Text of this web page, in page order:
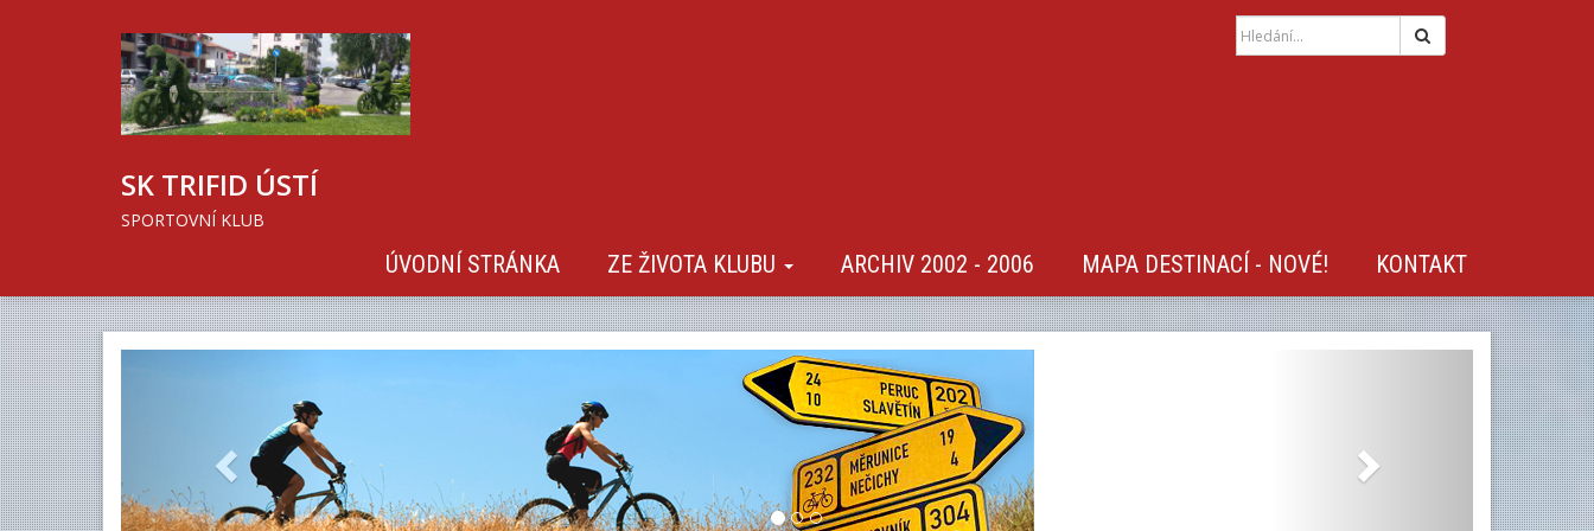
SK TRIFID ÚSTÍ
SPORTOVNÍ KLUB
ÚVODNÍ STRÁNKA ZE ŽIVOTA KLUBU ARCHIV 2002 - 2006 MAPA DESTINACÍ - NOVÉ! KONTAKT